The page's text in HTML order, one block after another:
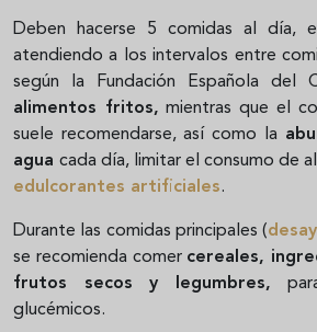
Deben hacerse 5 comidas al día,
atendiendo a los intervalos entre
según la Fundación Española del
alimentos fritos, mientras que el
suele recomendarse, así como la
agua cada día, limitar el consumo de
edulcorantes artificiales.
Durante las comidas principales (
se recomienda comer cereales,
frutos secos y legumbres,
glucémicos.